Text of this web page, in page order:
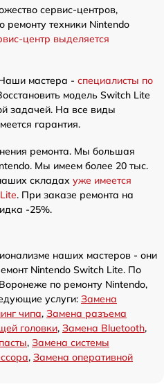
сервис-центров,
ремонту техники Nintendo
центр выделяется
мастера - специалисты по
модель Switch Lite
задачей. На все виды
гарантия.
ремонта. Мы большая
Мы имеем более 20 тыс.
складах уже имеется
. При заказе ремонта на
-25%.
наших мастеров - они
Nintendo Switch Lite. По
по ремонту Nintendo,
услуги: Замена
чипа, Замена разъема
головки, Замена Bluetooth,
, Замена системы
, Замена оперативной